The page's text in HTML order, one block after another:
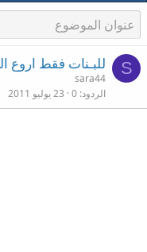
S للبـنات فقط اروع
sara44
الردود 0 23 يوليو 2011